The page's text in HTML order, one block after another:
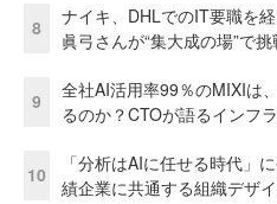
8
ナイキ、DHLでのIT要職を
眞弓さんが“集大成の場”で
9
全社AI活用率99％のMIXIは
るのか？CTOが語るインフ
10
「分析はAIに任せる時代」
績企業に共通する組織デザ